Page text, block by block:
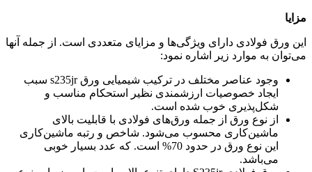
مزایا
این ورق فولادی دارای ویژگی‌ها و مزایای متعددی است. از جمله آنها
می‌توان به موارد زیر اشاره نمود:
وجود عناصر مختلف در ترکیب شیمیایی ورق s235jr سبب
ایجاد خصوصیات ارزشمندی نظیر استحکام مناسب و
شکل‌پذیری خوب شده است.
از نوع ورق از جمله ورق‌های فولادی با قابلیت بالای
ماشین‌کاری محسوب می‌شود. شاخص و رتبه ماشین‌کاری
این نوع ورق در حدود 70% است. که عدد بسیار خوبی
می‌باشد.